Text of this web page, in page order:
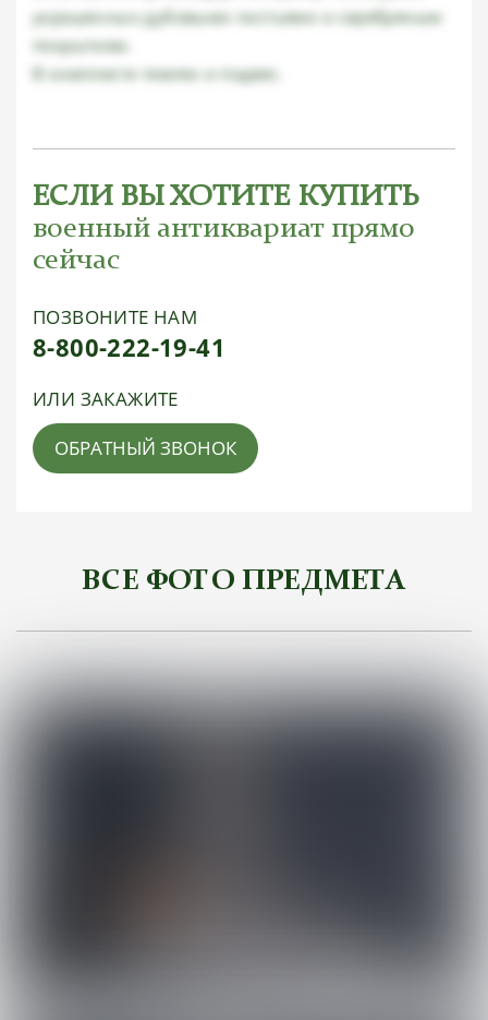
украшенных дубовыми листьями и серебряным
покрытием.
В комплекте темляк и подвес.
ЕСЛИ ВЫ ХОТИТЕ КУПИТЬ
военный антиквариат прямо
сейчас
ПОЗВОНИТЕ НАМ
8-800-222-19-41
ИЛИ ЗАКАЖИТЕ
ОБРАТНЫЙ ЗВОНОК
ВСЕ ФОТО ПРЕДМЕТА